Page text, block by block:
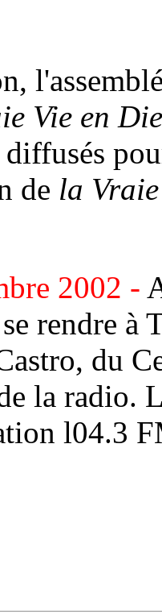
Vie en
diffusés
de la
2002 -
rendre à
du
la
l04.3